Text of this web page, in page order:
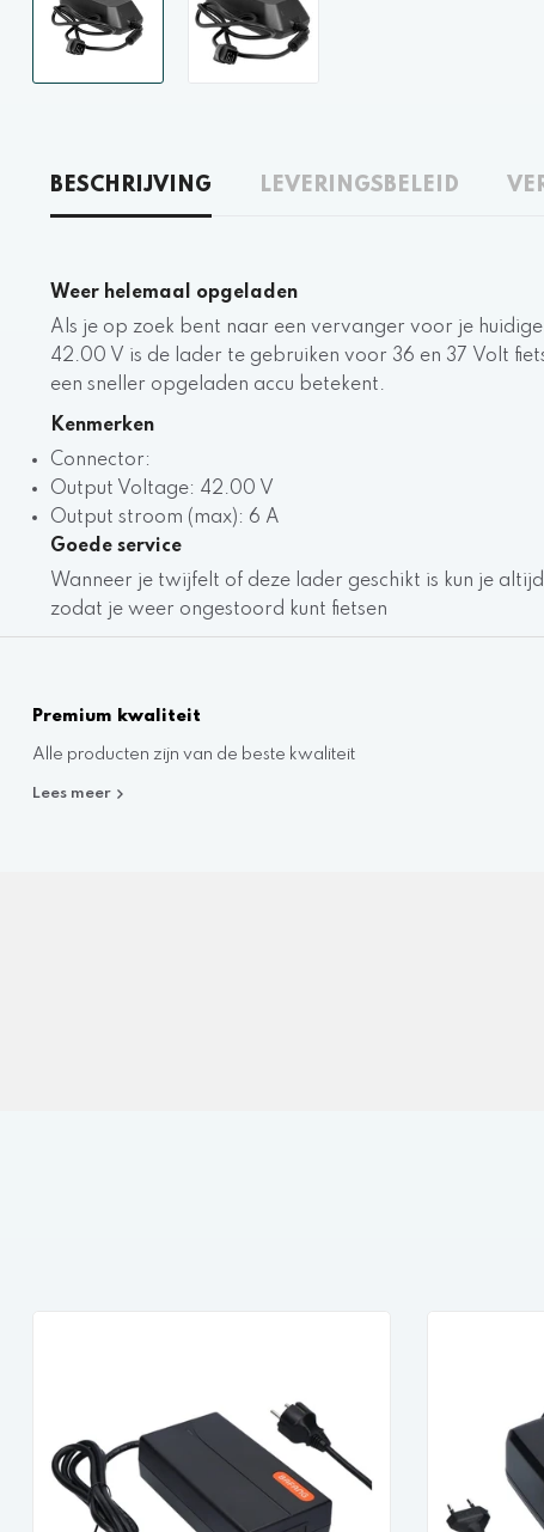
BESCHRIJVING LEVERINGSBELEID
Weer helemaal opgeladen
Als je op zoek bent naar een vervanger voor je
42.00 V is de lader te gebruiken voor 36 en 37 Volt
een sneller opgeladen accu betekent.
Kenmerken
Connector:
Output Voltage: 42.00 V
Output stroom (max): 6 A
Goede service
Wanneer je twijfelt of deze lader geschikt is kun je
zodat je weer ongestoord kunt fietsen
Premium kwaliteit
Alle producten zijn van de beste kwaliteit
Lees meer